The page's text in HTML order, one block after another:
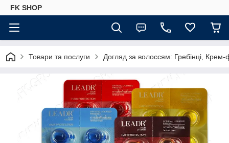
FK SHOP
Товари та послуги Догляд за волоссям: Гребінці,